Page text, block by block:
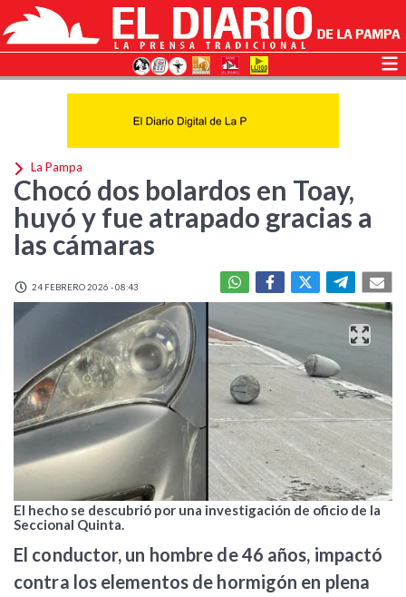
La Pampa
Chocó dos bolardos en Toay,
huyó y fue atrapado gracias a
las cámaras
24 FEBRERO 2026 - 08:43
El hecho se descubrió por una investigación de oficio de la
Seccional Quinta.
El conductor, un hombre de 46 años, impactó
contra los elementos de hormigón en plena